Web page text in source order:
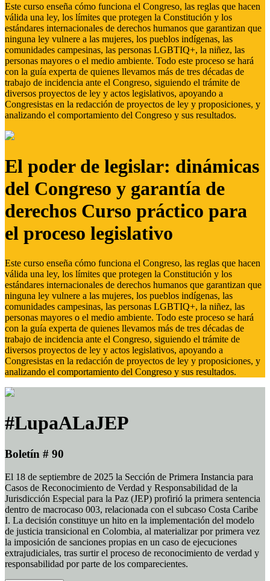
Este curso enseña cómo funciona el Congreso, las reglas que hacen
válida una ley, los límites que protegen la Constitución y los
estándares internacionales de derechos humanos que garantizan que
ninguna ley vulnere a las mujeres, los pueblos indígenas, las
comunidades campesinas, las personas LGBTIQ+, la niñez, las
personas mayores o el medio ambiente. Todo este proceso se hará
con la guía experta de quienes llevamos más de tres décadas de
trabajo de incidencia ante el Congreso, siguiendo el trámite de
diversos proyectos de ley y actos legislativos, apoyando a
Congresistas en la redacción de proyectos de ley y proposiciones, y
analizando el comportamiento del Congreso y sus resultados.
El poder de legislar: dinámicas
del Congreso y garantía de
derechos Curso práctico para
el proceso legislativo
Este curso enseña cómo funciona el Congreso, las reglas que hacen
válida una ley, los límites que protegen la Constitución y los
estándares internacionales de derechos humanos que garantizan que
ninguna ley vulnere a las mujeres, los pueblos indígenas, las
comunidades campesinas, las personas LGBTIQ+, la niñez, las
personas mayores o el medio ambiente. Todo este proceso se hará
con la guía experta de quienes llevamos más de tres décadas de
trabajo de incidencia ante el Congreso, siguiendo el trámite de
diversos proyectos de ley y actos legislativos, apoyando a
Congresistas en la redacción de proyectos de ley y proposiciones, y
analizando el comportamiento del Congreso y sus resultados.
#LupaALaJEP
Boletín # 90
El 18 de septiembre de 2025 la Sección de Primera Instancia para
Casos de Reconocimiento de Verdad y Responsabilidad de la
Jurisdicción Especial para la Paz (JEP) profirió la primera sentencia
dentro de macrocaso 003, relacionada con el subcaso Costa Caribe
I. La decisión constituye un hito en la implementación del modelo
de justicia transicional en Colombia, al materializar por primera vez
la imposición de sanciones propias en un caso de ejecuciones
extrajudiciales, tras surtir el proceso de reconocimiento de verdad y
responsabilidad por parte de los comparecientes.